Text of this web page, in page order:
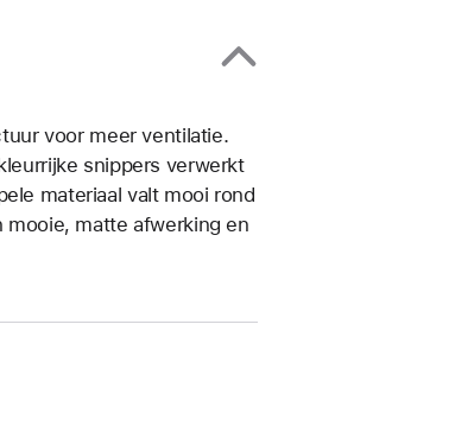
voor meer ventilatie.
snippers verwerkt
materiaal valt mooi rond
matte afwerking en